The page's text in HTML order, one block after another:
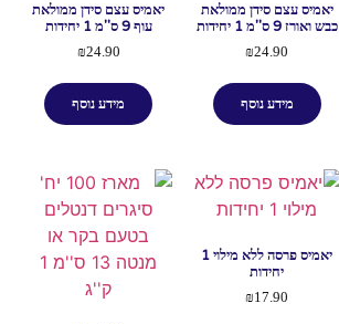
יאמיס עצם סידן ממולאת
כבש ואורז 9 ס''מ 1 יחידות
₪24.90
מידע נוסף
יאמיס עצם סידן ממולאת
עוף 9 ס''מ 1 יחידות
₪24.90
מידע נוסף
יאמיס פרסה ללא מילוי 1
יחידות
₪17.90